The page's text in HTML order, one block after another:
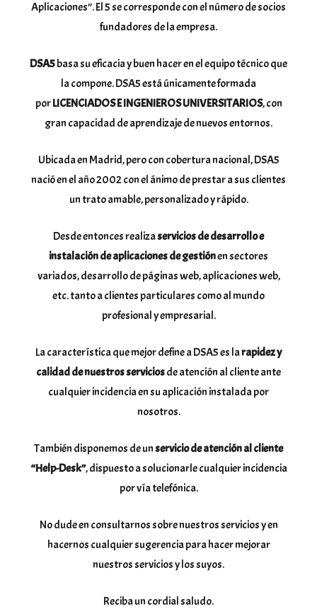
Aplicaciones”. El 5 se corresponde con el número de socios
fundadores de la empresa.
DSA5basa su eficacia y buen hacer en el equipo técnico que
la compone. DSA5 está únicamente formada
porLICENCIADOS E INGENIEROS UNIVERSITARIOS, con
gran capacidad de aprendizaje de nuevos entornos.
Ubicada en Madrid, pero con cobertura nacional, DSA5
nació en el año 2002 con el ánimo de prestar a sus clientes
un trato amable, personalizado y rápido.
Desde entonces realizaservicios de desarrollo e
instalación de aplicaciones de gestiónen sectores
variados, desarrollo de páginas web, aplicaciones web,
etc. tanto a clientes particulares como al mundo
profesional y empresarial.
La característica que mejor define a DSA5 es larapidez y
calidad de nuestros serviciosde atención al cliente ante
cualquier incidencia en su aplicación instalada por
nosotros.
También disponemos de unservicio de atención al cliente
“Help-Desk”, dispuesto a solucionarle cualquier incidencia
por vía telefónica.
No dude en consultarnos sobre nuestros servicios y en
hacernos cualquier sugerencia para hacer mejorar
nuestros servicios y los suyos.
Reciba un cordial saludo.